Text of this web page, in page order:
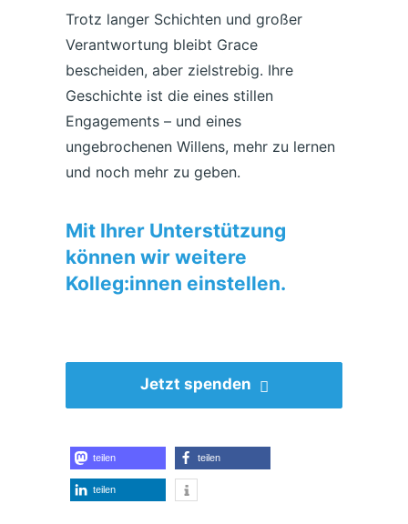
Trotz langer Schichten und großer
Verantwortung bleibt Grace
bescheiden, aber zielstrebig. Ihre
Geschichte ist die eines stillen
Engagements – und eines
ungebrochenen Willens, mehr zu lernen
und noch mehr zu geben.
Mit Ihrer Unterstützung
können wir weitere
Kolleg:innen einstellen.
Jetzt spenden
teilen teilen
teilen